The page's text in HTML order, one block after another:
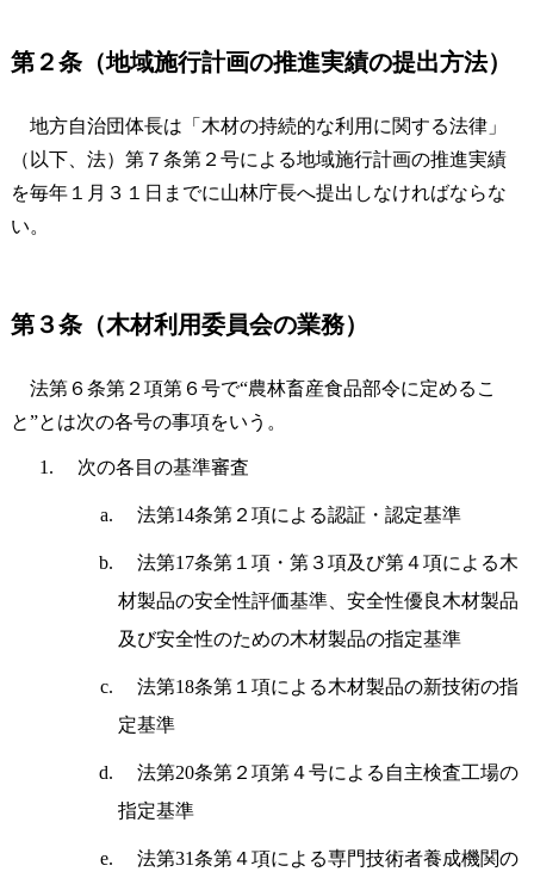
第２条（地域施行計画の推進実績の提出方法）
地方自治団体長は「木材の持続的な利用に関する法律」
（以下、法）第７条第２号による地域施行計画の推進実績
を毎年１月３１日までに山林庁長へ提出しなければならな
い。
第３条（木材利用委員会の業務）
法第６条第２項第６号で“農林畜産食品部令に定めるこ
と”とは次の各号の事項をいう。
次の各目の基準審査
法第14条第２項による認証・認定基準
法第17条第１項・第３項及び第４項による木
材製品の安全性評価基準、安全性優良木材製品
及び安全性のための木材製品の指定基準
法第18条第１項による木材製品の新技術の指
定基準
法第20条第２項第４号による自主検査工場の
指定基準
法第31条第４項による専門技術者養成機関の